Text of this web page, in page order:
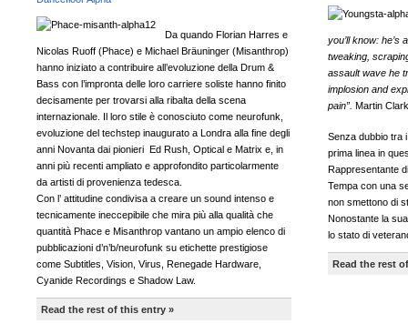
Da quando Florian Harres e
Nicolas Ruoff (Phace) e Michael Bräuninger (Misanthrop)
hanno iniziato a contribuire all’evoluzione della Drum &
Bass con l’impronta delle loro carriere soliste hanno finito
decisamente per trovarsi alla ribalta della scena
internazionale. Il loro stile è conosciuto come neurofunk,
evoluzione del techstep inaugurato a Londra alla fine degli
anni Novanta dai pionieri Ed Rush, Optical e Matrix e, in
anni più recenti ampliato e approfondito particolarmente
da artisti di provenienza tedesca.
Con l’ attitudine condivisa a creare un sound intenso e
tecnicamente ineccepibile che mira più alla qualità che
quantità Phace e Misanthrop vantano un ampio elenco di
pubblicazioni d’n’b/neurofunk su etichette prestigiose
come Subtitles, Vision, Virus, Renegade Hardware,
Cyanide Recordings e Shadow Law.
Read the rest of this entry »
you’ll know: he’s
tweaking,
assault wave he
implosion and
pain”. Martin
Senza dubbio tra
prima linea in
Rappresentante
Tempa con una
non smettono di
Nonostante la
lo stato di
Read the rest